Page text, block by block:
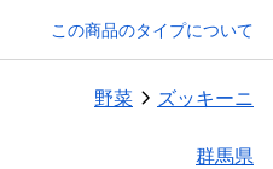
この商品のタイプについて
野菜 ズッキーニ
群馬県